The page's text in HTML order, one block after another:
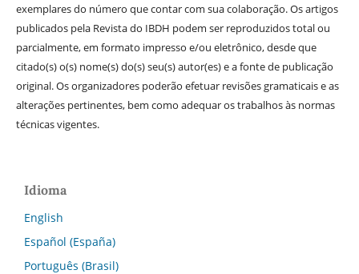
exemplares do número que contar com sua colaboração. Os artigos
publicados pela Revista do IBDH podem ser reproduzidos total ou
parcialmente, em formato impresso e/ou eletrônico, desde que
citado(s) o(s) nome(s) do(s) seu(s) autor(es) e a fonte de publicação
original. Os organizadores poderão efetuar revisões gramaticais e as
alterações pertinentes, bem como adequar os trabalhos às normas
técnicas vigentes.
Idioma
English
Español (España)
Português (Brasil)